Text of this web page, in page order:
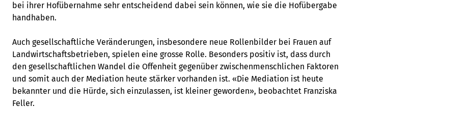
bei ihrer Hofübernahme sehr entscheidend dabei sein können, wie sie die Hofübergabe
handhaben.
Auch gesellschaftliche Veränderungen, insbesondere neue Rollenbilder bei Frauen auf
Landwirtschaftsbetrieben, spielen eine grosse Rolle. Besonders positiv ist, dass durch
den gesellschaftlichen Wandel die Offenheit gegenüber zwischenmenschlichen Faktoren
und somit auch der Mediation heute stärker vorhanden ist. «Die Mediation ist heute
bekannter und die Hürde, sich einzulassen, ist kleiner geworden», beobachtet Franziska
Feller.